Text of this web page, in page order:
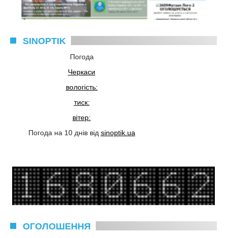
SINOPTIK
Погода
Черкаси
вологість:
тиск:
вітер:
Погода на 10 днів від sinoptik.ua
ОГОЛОШЕННЯ